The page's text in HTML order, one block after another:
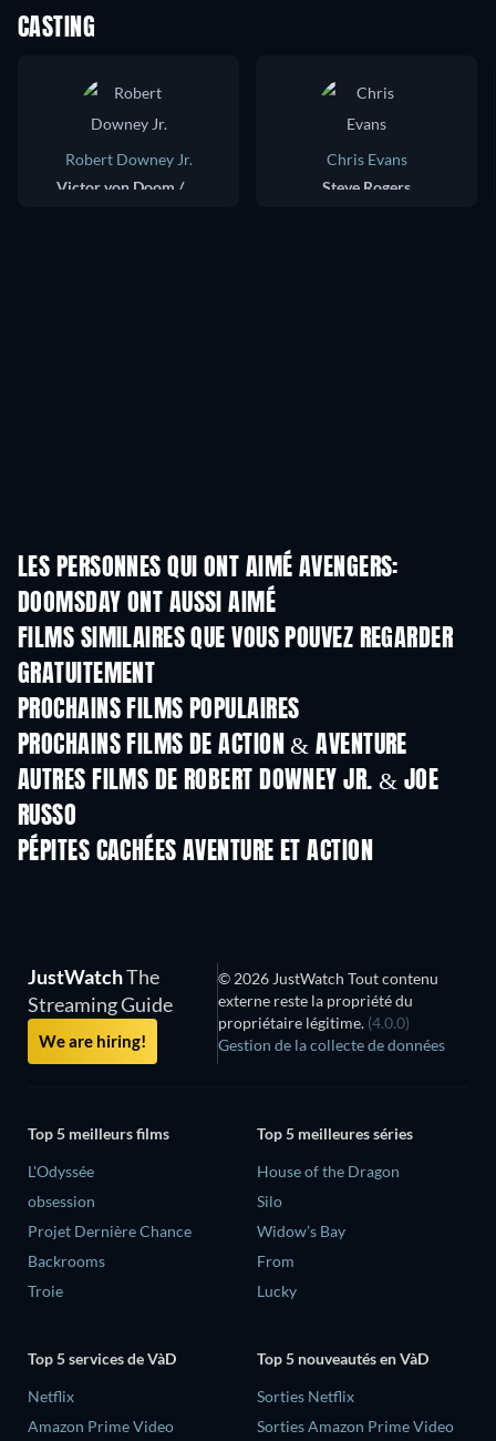
CASTING
Robert Downey Jr.
Chris Evans
Steve Rogers
LES PERSONNES QUI ONT AIMÉ AVENGERS:
DOOMSDAY ONT AUSSI AIMÉ
FILMS SIMILAIRES QUE VOUS POUVEZ REGARDER
GRATUITEMENT
PROCHAINS FILMS POPULAIRES
PROCHAINS FILMS DE ACTION & AVENTURE
AUTRES FILMS DE ROBERT DOWNEY JR. & JOE
RUSSO
PÉPITES CACHÉES AVENTURE ET ACTION
JustWatchThe
Streaming Guide
We are hiring!
© 2026 JustWatch Tout contenu
externe reste la propriété du
propriétaire légitime. (4.0.0)
Gestion de la collecte de données
Top 5 meilleurs films
L'Odyssée
obsession
Projet Dernière Chance
Backrooms
Troie
Top 5 meilleures séries
House of the Dragon
Silo
Widow’s Bay
From
Lucky
Top 5 services de VàD
Netflix
Amazon Prime Video
Top 5 nouveautés en VàD
Sorties Netflix
Sorties Amazon Prime Video